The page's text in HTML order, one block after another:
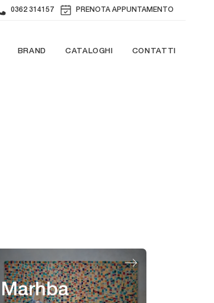
0362 314157 PRENOTA APPUNTAMENTO
BRAND CATALOGHI CONTATTI
Marhba